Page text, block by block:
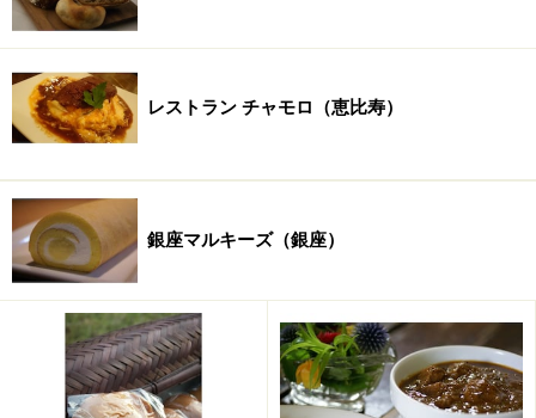
レストラン チャモロ（恵比寿）
銀座マルキーズ（銀座）